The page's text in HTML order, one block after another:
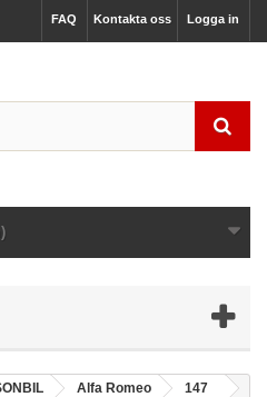
Logga in
Kontakta oss
FAQ
Alfa Romeo
147